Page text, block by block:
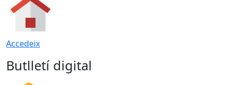
Accedeix
Butlletí digital